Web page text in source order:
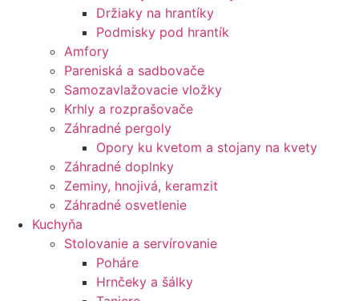
Držiaky na hrantíky
Podmisky pod hrantík
Amfory
Pareniská a sadbovače
Samozavlažovacie vložky
Krhly a rozprašovače
Záhradné pergoly
Opory ku kvetom a stojany na kvety
Záhradné doplnky
Zeminy, hnojivá, keramzit
Záhradné osvetlenie
Kuchyňa
Stolovanie a servírovanie
Poháre
Hrnčeky a šálky